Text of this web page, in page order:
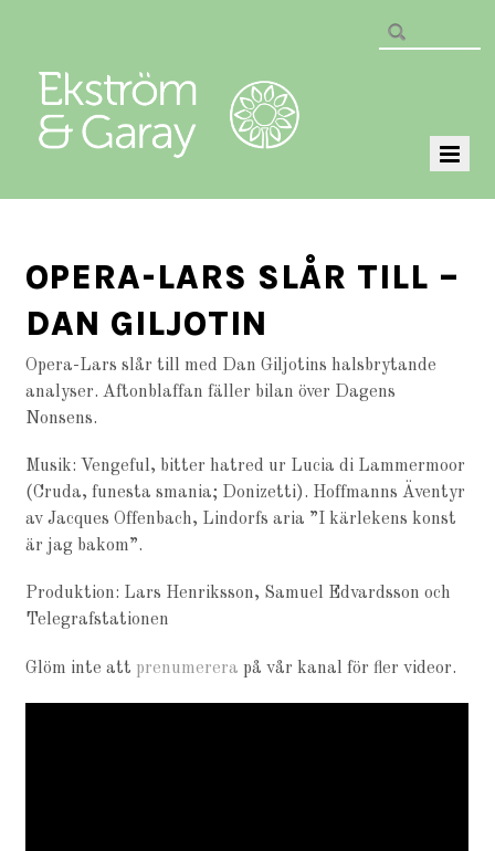
OPERA-LARS SLÅR TILL –
DAN GILJOTIN
Opera-Lars slår till med Dan Giljotins halsbrytande
analyser. Aftonblaffan fäller bilan över Dagens
Nonsens.
Musik: Vengeful, bitter hatred ur Lucia di Lammermoor
(Cruda, funesta smania; Donizetti). Hoffmanns Äventyr
av Jacques Offenbach, Lindorfs aria ”I kärlekens konst
är jag bakom”.
Produktion: Lars Henriksson, Samuel Edvardsson och
Telegrafstationen
Glöm inte att prenumerera på vår kanal för fler videor.